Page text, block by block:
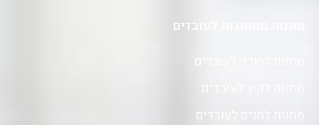
מתנות ממותגות לעובדים
מתנות לחורף לעובדים
מתנות לחגים לעובדים